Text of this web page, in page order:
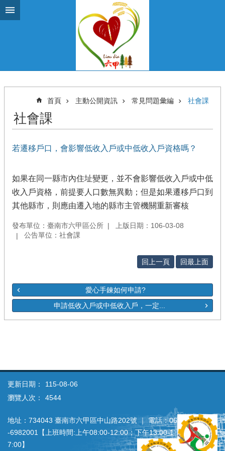
跳到主要內容區塊
首頁 主動公開資訊 常見問題彙編 社會課
社會課
若遷移戶口，會影響低收入戶或中低收入戶資格嗎？
如果在同一縣市內住址變更，並不會影響低收入戶或中低
收入戶資格，前提要人口數無異動；但是如果遷移戶口到
其他縣市，則應由遷入地的縣市主管機關重新審核
發布單位：臺南市六甲區公所
上版日期：106-03-08
公告單位：社會課
回上一頁 回最上面
愛心手鍊如何申請?
申請低收入戶或中低收入戶，一定...
更新日期：
115-08-06
瀏覽人次：
4544
地址：734043 臺南市六甲區中山路202號 ｜ 電話：06
‐6982001【上班時間:上午08:00‐12:00；下午13:00‐1
7:00】